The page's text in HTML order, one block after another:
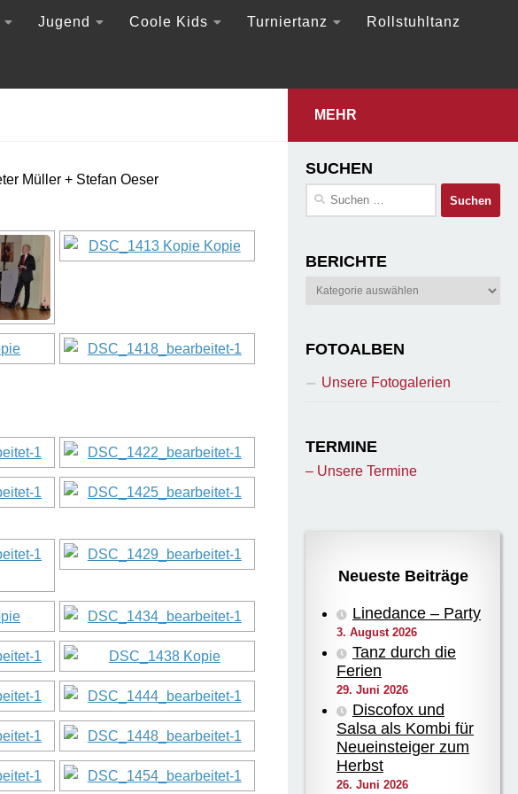
Jugend Coole Kids Turniertanz Rollstuhltanz
Müller + Stefan Oeser
MEHR
SUCHEN
Suchen
BERICHTE
Berichte
FOTOALBEN
Unsere Fotogalerien
TERMINE
– Unsere Termine
Neueste Beiträge
Linedance – Party
3. August 2026
Tanz durch die
Ferien
29. Juni 2026
Discofox und
Salsa als Kombi für
Neueinsteiger zum
Herbst
26. Juni 2026